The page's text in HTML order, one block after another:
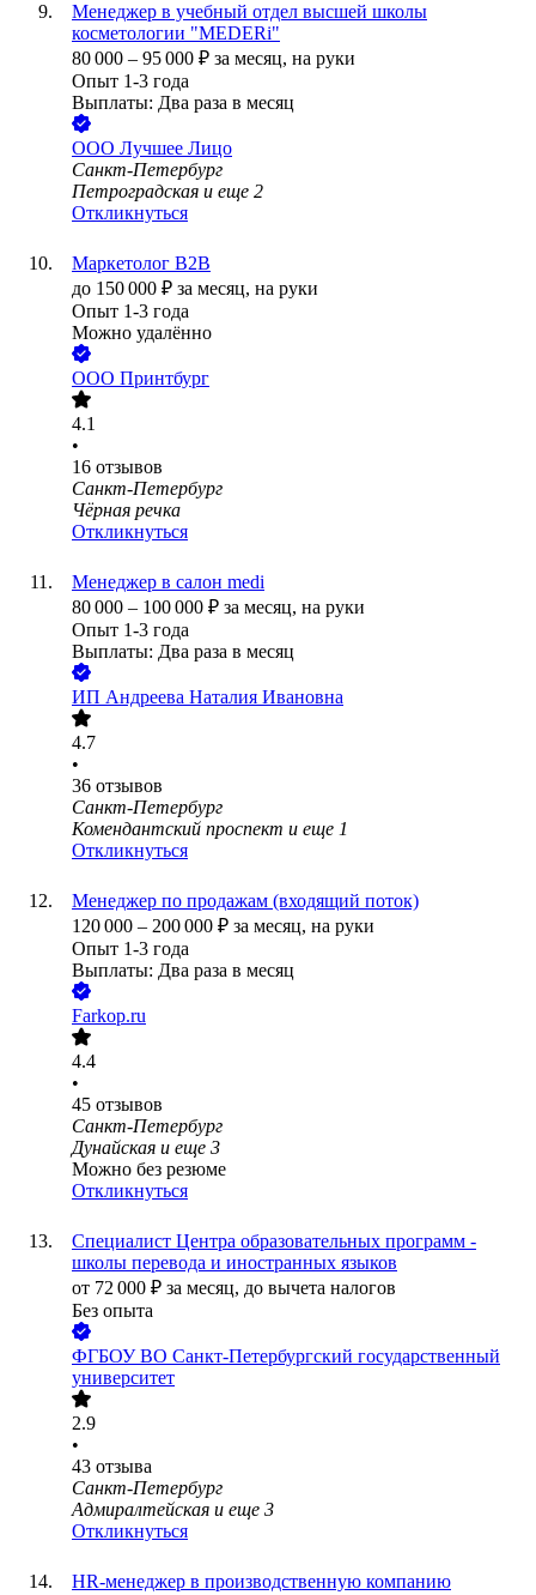
Менеджер в учебный отдел высшей школы
косметологии "MEDERi"
80 000 – 95 000 ₽ за месяц, на руки
Опыт 1-3 года
Выплаты: Два раза в месяц
ООО Лучшее Лицо
Санкт-Петербург
Петроградская и еще 2
Откликнуться
Маркетолог B2B
до 150 000 ₽ за месяц, на руки
Опыт 1-3 года
Можно удалённо
ООО Принтбург
4.1
•
16 отзывов
Санкт-Петербург
Чёрная речка
Откликнуться
Менеджер в салон medi
80 000 – 100 000 ₽ за месяц, на руки
Опыт 1-3 года
Выплаты: Два раза в месяц
ИП Андреева Наталия Ивановна
4.7
•
36 отзывов
Санкт-Петербург
Комендантский проспект и еще 1
Откликнуться
Менеджер по продажам (входящий поток)
120 000 – 200 000 ₽ за месяц, на руки
Опыт 1-3 года
Выплаты: Два раза в месяц
Farkop.ru
4.4
•
45 отзывов
Санкт-Петербург
Дунайская и еще 3
Можно без резюме
Откликнуться
Специалист Центра образовательных программ -
школы перевода и иностранных языков
от 72 000 ₽ за месяц, до вычета налогов
Без опыта
ФГБОУ ВО Санкт-Петербургский государственный
университет
2.9
•
43 отзыва
Санкт-Петербург
Адмиралтейская и еще 3
Откликнуться
HR-менеджер в производственную компанию